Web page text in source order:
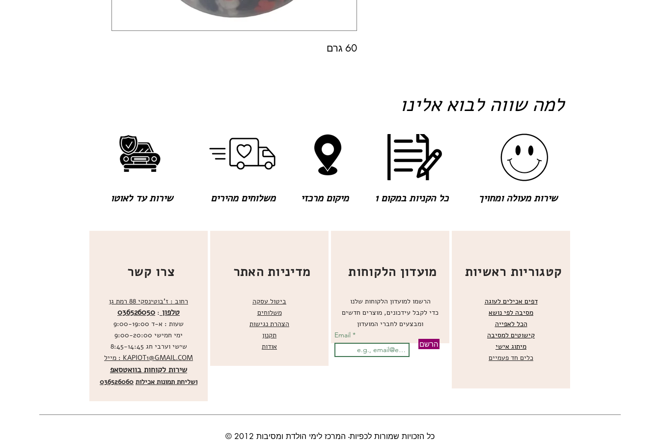
60 גרם
שירות עד לאוטו משלוחים מהירים
למה שווה לבוא אלינו
מיקום מרכזי כל הקניות במקום 1 שירות מעולה ומחויך
צרו קשר
רחוב : ז'בוטינסקי 88 רמת גן
טלפון :
036526050
שעות : א-ד 9:00-19:00
ימי חמישי 9:00-20:00
שישי וערבי חג 8:45-14:45
מייל : KAPIOT1@GMAIL.COM
שירות לקוחות בוואטסאפ
ושליחת תמונות אכילות 036526060
מדיניות האתר
ביטול עסקה
משלוחים
הצהרת נגישות
תקנון
אודות
מועדון הלקוחות
הרשמו למועדון הלקוחות שלנו
כדי לקבל עידכונים, מוצרים חדשים
ומבצעים לחברי המועדון
קטגוריות ראשיות
דפים אכילים לעוגה
מסיבה לפי נושא
הכל לאפייה
קישוטים למסיבה
מיתוג אישי
כלים חד פעמיים
Email
הרשם
© כל הזכויות שמורות לכפיות- המרכז לימי הולדת ומסיבות 2012